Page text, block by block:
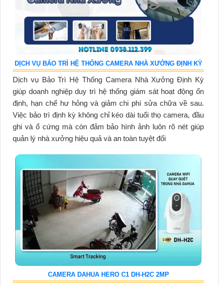
DỊCH VỤ BẢO TRÌ HỆ THỐNG CAMERA NHÀ XƯỞNG ĐỊNH KỲ
Dịch vụ Bảo Trì Hệ Thống Camera Nhà Xưởng Định Kỳ
giúp doanh nghiệp duy trì hệ thống giám sát hoạt động ổn
định, hạn chế hư hỏng và giảm chi phí sửa chữa về sau.
Việc bảo trì định kỳ không chỉ kéo dài tuổi thọ camera, đầu
ghi và ổ cứng mà còn đảm bảo hình ảnh luôn rõ nét giúp
quản lý nhà xưởng hiệu quả và an toàn tuyệt đối
CAMERA DAHUA HERO C1 DH-H2C 2MP